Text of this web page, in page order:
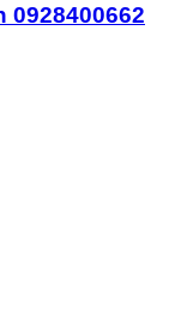
0928400662